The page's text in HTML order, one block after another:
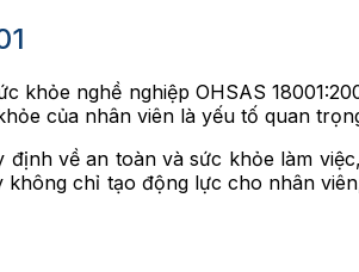
khỏe nghề nghiệp OHSAS
của nhân viên là yếu tố quan
về an toàn và sức khỏe làm
chỉ tạo động lực cho nhân